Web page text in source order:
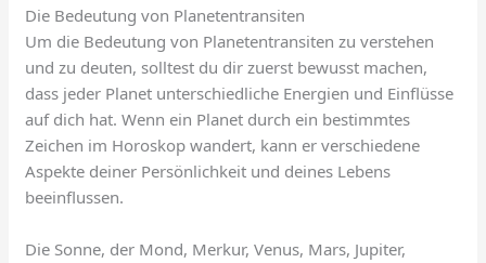
Die Bedeutung von Planetentransiten
Um die Bedeutung von Planetentransiten zu verstehen
und zu deuten, solltest du dir zuerst bewusst machen,
dass jeder Planet unterschiedliche Energien und Einflüsse
auf dich hat. Wenn ein Planet durch ein bestimmtes
Zeichen im Horoskop wandert, kann er verschiedene
Aspekte deiner Persönlichkeit und deines Lebens
beeinflussen.
Die Sonne, der Mond, Merkur, Venus, Mars, Jupiter,